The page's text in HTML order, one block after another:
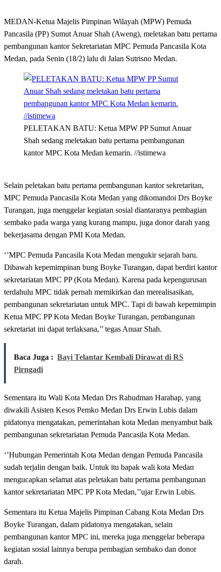
MEDAN-Ketua Majelis Pimpinan Wilayah (MPW) Pemuda
Pancasila (PP) Sumut Anuar Shah (Aweng), meletakan batu pertama
pembangunan kantor Sekretariatan MPC Pemuda Pancasila Kota
Medan, pada Senin (18/2) lalu di Jalan Sutrisno Medan.
PELETAKAN BATU: Ketua MPW PP Sumut Anuar
Shah sedang meletakan batu pertama pembangunan
kantor MPC Kota Medan kemarin. //istimewa
Selain peletakan batu pertama pembangunan kantor sekretaritan,
MPC Pemuda Pancasila Kota Medan yang dikomandoi Drs Boyke
Turangan, juga menggelar kegiatan sosial diantaranya pembagian
sembako pada warga yang kurang mampu, juga donor darah yang
bekerjasama dengan PMI Kota Medan.
‘’MPC Pemuda Pancasila Kota Medan mengukir sejarah baru.
Dibawah kepemimpinan bung Boyke Turangan, dapat berdiri kantor
sekretariatan MPC PP (Kota Medan). Karena pada kepengurusan
terdahulu MPC tidak pernah memikirkan dan merealisasikan,
pembangunan sekretariatan untuk MPC. Tapi di bawah kepemimpin
Ketua MPC PP Kota Medan Boyke Turangan, pembangunan
sekretariat ini dapat terlaksana,’’ tegas Anuar Shah.
Baca Juga : Bayi Telantar Kembali Dirawat di RS
Pirngadi
Sementara itu Wali Kota Medan Drs Rahudman Harahap, yang
diwakili Asisten Kesos Pemko Medan Drs Erwin Lubis dalam
pidatonya mengatakan, pemerintahan kota Medan menyambut baik
pembangunan sekretariatan Pemuda Pancasila Kota Medan.
‘’Hubungan Pemerintah Kota Medan dengan Pemuda Pancasila
sudah terjalin dengan baik. Untuk itu bapak wali kota Medan
mengucapkan selamat atas peletakan batu pertama pembangunan
kantor sekretariatan MPC PP Kota Medan,’’ujar Erwin Lubis.
Sementara itu Ketua Majelis Pimpinan Cabang Kota Medan Drs
Boyke Turangan, dalam pidatonya mengatakan, selain
pembangunan kantor MPC ini, mereka juga menggelar beberapa
kegiatan sosial lainnya berupa pembagian sembako dan donor
darah.